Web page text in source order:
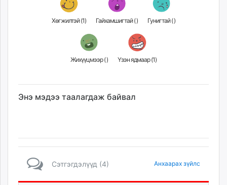
Хөгжилтэй (1) Гайхамшигтай () Гунигтай ()
Жихүүцмээр () Үзэн ядмаар (1)
Энэ мэдээ таалагдаж байвал
Сэтгэгдэлүүд (4) Анхаарах зүйлс